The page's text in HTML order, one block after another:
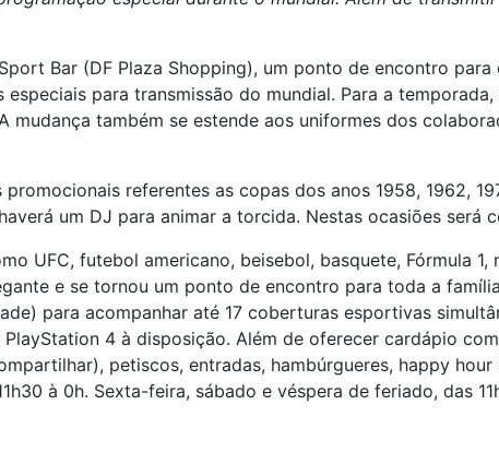
Bar (DF Plaza Shopping), um ponto de encontro
para transmissão do mundial. Para a
também se estende aos uniformes dos
referentes as copas dos anos 1958, 1962,
um DJ para animar a torcida. Nestas ocasiões será
UFC, futebol americano, beisebol, basquete, Fórmula 1,
e se tornou um ponto de encontro para toda a
para acompanhar até 17 coberturas esportivas
4 à disposição. Além de oferecer cardápio
petiscos, entradas, hambúrgueres, happy hour
à 0h. Sexta-feira, sábado e véspera de feriado, das